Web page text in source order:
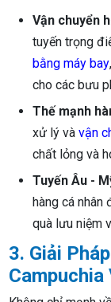
Vận chuyển
tuyến trọng
bằng máy bay
cho các bưu
Thế mạnh
xử lý vàvận
chất lỏng và
Tuyến Âu -
hàng cá nhân
quà lưu niệm
3. Giải